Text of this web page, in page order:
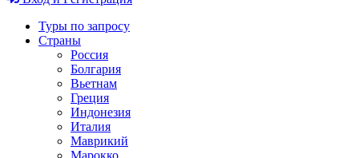
Туры по запросу
Страны
Россия
Болгария
Вьетнам
Греция
Индонезия
Италия
Маврикий
Марокко